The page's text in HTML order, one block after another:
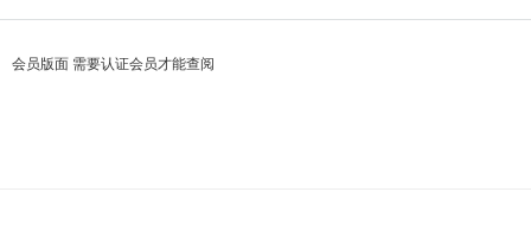
会员版面 需要认证会员才能查阅